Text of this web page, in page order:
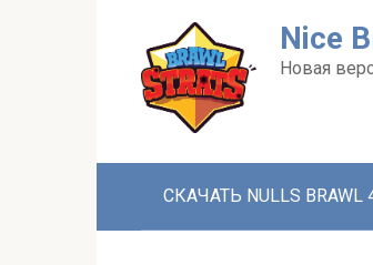
Nice
Новая
СКАЧАТЬ NULLS